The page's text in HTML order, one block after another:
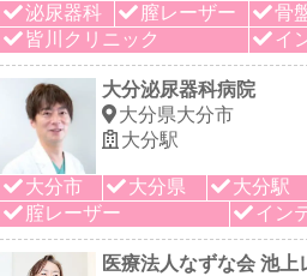
泌尿器科
膣レーザー 骨
皆川クリニック
イ
大分泌尿器科病院
大分県大分市
大分駅
大分市 大分県 大分駅
腟レーザー
イン
医療法人なずな会 池